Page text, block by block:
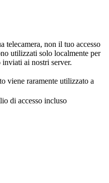
telecamera, non il tuo accesso
utilizzati solo localmente per
ai nostri server.
viene raramente utilizzato a
di accesso incluso